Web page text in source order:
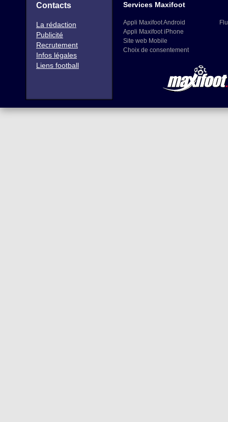
Contacts
La rédaction
Publicité
Recrutement
Infos légales
Liens football
Services Maxifoot
Appli Maxifoot Android
Appli Maxifoot iPhone
Site web Mobile
Choix de consentement